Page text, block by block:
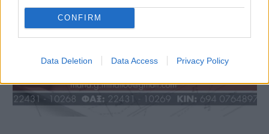
CONFIRM
Data Deletion Data Access Privacy Policy